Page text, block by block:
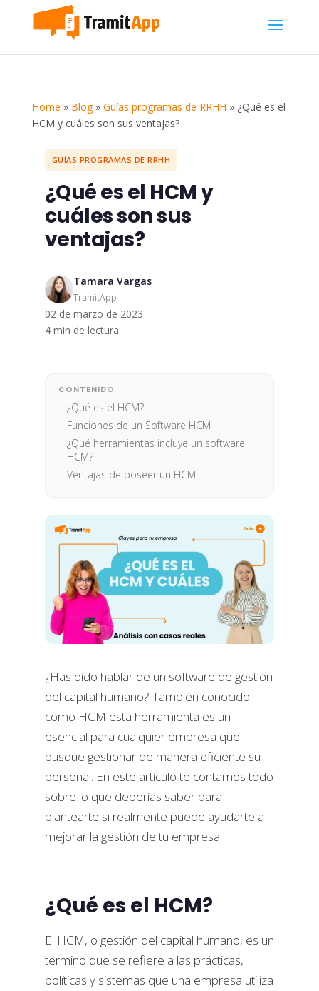
Home » Blog» Guías programas de RRHH » ¿Qué es el
HCM y cuáles son sus ventajas?
GUÍAS PROGRAMAS DE RRHH
¿Qué es el HCM y
cuáles son sus
ventajas?
Tamara Vargas
TramitApp
02 de marzo de 2023
4 min de lectura
CONTENIDO
¿Qué es el HCM?
Funciones de un Software HCM
¿Qué herramientas incluye un software
HCM?
Ventajas de poseer un HCM
¿Has oído hablar de un software de gestión
del capital humano? También conocido
como HCM esta herramienta es un
esencial para cualquier empresa que
busque gestionar de manera eficiente su
personal. En este artículo te contamos todo
sobre lo que deberías saber para
plantearte si realmente puede ayudarte a
mejorar la gestión de tu empresa.
¿Qué es el HCM?
El HCM, o gestión del capital humano, es un
término que se refiere a las prácticas,
políticas y sistemas que una empresa utiliza